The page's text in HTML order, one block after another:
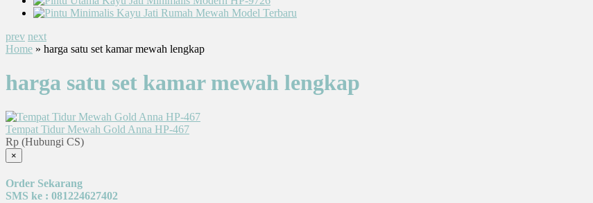
prev next
Home » harga satu set kamar mewah lengkap
harga satu set kamar mewah lengkap
Tempat Tidur Mewah Gold Anna HP-467
Rp (Hubungi CS)
×
Order Sekarang
SMS ke : 081224627402